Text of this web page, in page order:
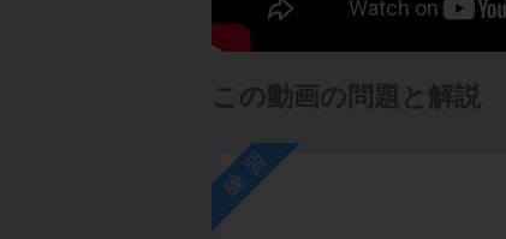
この動画の問題と解説
練習